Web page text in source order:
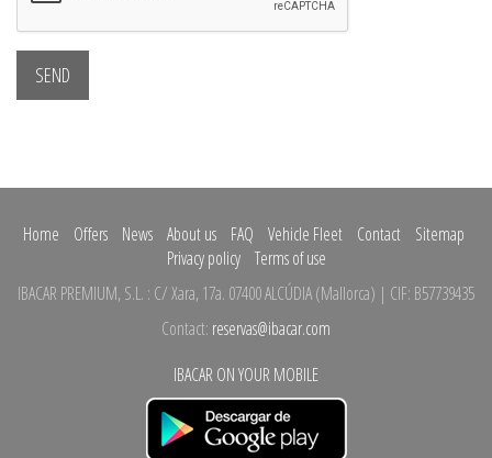
SEND
Home Offers News About us FAQ Vehicle Fleet Contact
Sitemap
Privacy policy
Terms of use
IBACAR PREMIUM, S.L. : C/ Xara, 17a. 07400 ALCÚDIA(Mallorca) | CIF: B57739435
Contact: reservas@ibacar.com
IBACAR ON YOUR MOBILE